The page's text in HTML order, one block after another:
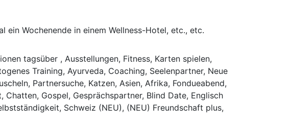
ein Wochenende in einem Wellness-Hotel, etc., etc.
tagsüber , Ausstellungen, Fitness, Karten spielen,
Training, Ayurveda, Coaching, Seelenpartner, Neue
Partnersuche, Katzen, Asien, Afrika, Fondueabend,
Gospel, Gesprächspartner, Blind Date, Englisch
Schweiz (NEU), (NEU) Freundschaft plus,